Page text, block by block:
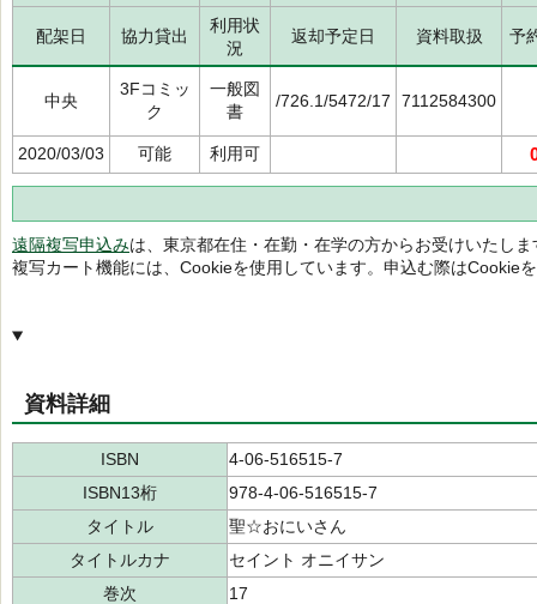
配架日 協力貸出
利用状
況
返却予定日 資料取扱 予
中央
3Fコミッ
ク
一般図
書
/726.1/5472/17 7112584300
2020/03/03 可能 利用可
遠隔複写申込みは、東京都在住・在勤・在学の方からお受けいたしま
複写カート機能には、Cookieを使用しています。申込む際はCookie
資料詳細
ISBN
4-06-516515-7
ISBN13桁
978-4-06-516515-7
タイトル
聖☆おにいさん
タイトルカナ
セイント オニイサン
巻次
17